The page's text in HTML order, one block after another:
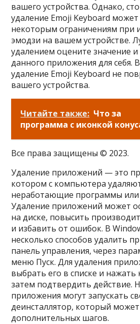
вашего устройства. Однако,
удаление Emoji Keyboard
некоторым ограничениям при
эмодзи на вашем устройстве.
удалением оцените значение и
данного приложения для себя.
удаление Emoji Keyboard не
вашего устройства.
Читайте также: Что за
программа с иконкой
Все права защищены © 2023.
Удаление приложений — это
котором с компьютера
неработающие программы или
Удаление приложений может
на диске, повысить
и избавить от ошибок. В
несколько способов удалить
панель управления, через
меню Пуск. Для удаления
выбрать его в списке и нажать
затем подтвердить действие.
приложения могут запускать
деинсталлятор, который
дополнительных шагов.